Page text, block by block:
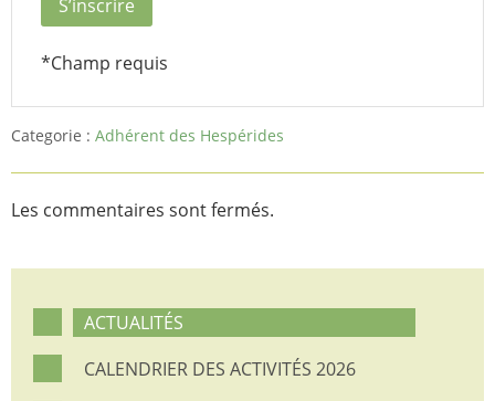
*Champ requis
Categorie : Adhérent des Hespérides
Les commentaires sont fermés.
ACTUALITÉS
CALENDRIER DES ACTIVITÉS 2026